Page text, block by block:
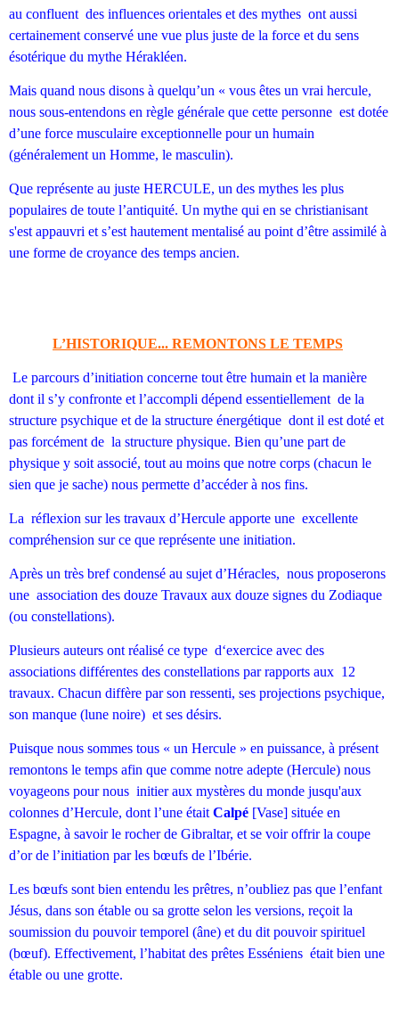
au confluent des influences orientales et des mythes ont aussi
certainement conservé une vue plus juste de la force et du sens
ésotérique du mythe Hérakléen.
Mais quand nous disons à quelqu’un « vous êtes un vrai hercule,
nous sous-entendons en règle générale que cette personne est dotée
d’une force musculaire exceptionnelle pour un humain
(généralement un Homme, le masculin).
Que représente au juste HERCULE, un des mythes les plus
populaires de toute l’antiquité. Un mythe qui en se christianisant
s'est appauvri et s’est hautement mentalisé au point d’être assimilé à
une forme de croyance des temps ancien.
L’HISTORIQUE... REMONTONS LE TEMPS
Le parcours d’initiation concerne tout être humain et la manière
dont il s’y confronte et l’accompli dépend essentiellement de la
structure psychique et de la structure énergétique dont il est doté et
pas forcément de la structure physique. Bien qu’une part de
physique y soit associé, tout au moins que notre corps (chacun le
sien que je sache) nous permette d’accéder à nos fins.
La réflexion sur les travaux d’Hercule apporte une excellente
compréhension sur ce que représente une initiation.
Après un très bref condensé au sujet d’Héracles, nous proposerons
une association des douze Travaux aux douze signes du Zodiaque
(ou constellations).
Plusieurs auteurs ont réalisé ce type d‘exercice avec des
associations différentes des constellations par rapports aux 12
travaux. Chacun diffère par son ressenti, ses projections psychique,
son manque (lune noire) et ses désirs.
Puisque nous sommes tous « un Hercule » en puissance, à présent
remontons le temps afin que comme notre adepte (Hercule) nous
voyageons pour nous initier aux mystères du monde jusqu'aux
colonnes d’Hercule, dont l’une était Calpé [Vase] située en
Espagne, à savoir le rocher de Gibraltar, et se voir offrir la coupe
d’or de l’initiation par les bœufs de l’Ibérie.
Les bœufs sont bien entendu les prêtres, n’oubliez pas que l’enfant
Jésus, dans son étable ou sa grotte selon les versions, reçoit la
soumission du pouvoir temporel (âne) et du dit pouvoir spirituel
(bœuf). Effectivement, l’habitat des prêtes Esséniens était bien une
étable ou une grotte.